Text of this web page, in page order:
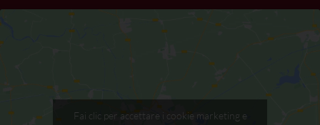
Fai clic per accettare i cookie marketing e